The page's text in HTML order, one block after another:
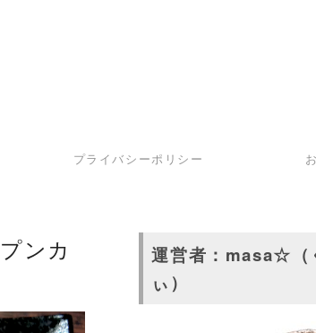
プライバシーポリシー
ンカ
運営者：masa☆（
ぃ）